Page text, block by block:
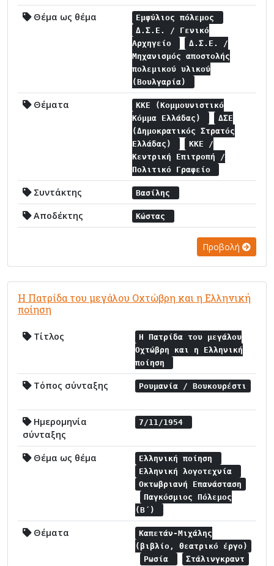
Θέμα ως θέμα
Εμφύλιος πόλεμος
Δ.Σ.Ε. / Γενικό
Αρχηγείο
Δ.Σ.Ε. /
Μηχανισμός αποστολής
πολεμικού υλικού
(Βουλγαρία)
Θέματα
ΚΚΕ (Κομμουνιστικό
Κόμμα Ελλάδας)
ΔΣΕ
(Δημοκρατικός Στρατός
Ελλάδας)
ΚΚΕ /
Κεντρική Επιτροπή /
Πολιτικό Γραφείο
Συντάκτης Βασίλης
Αποδέκτης Κώστας
Προβολή
Η Πατρίδα του μεγάλου Οχτώβρη και η Ελληνική
ποίηση
Τίτλος
Η Πατρίδα του μεγάλου
Οχτώβρη και η Ελληνική
ποίηση
Τόπος σύνταξης Ρουμανία / Βουκουρέστι
Ημερομηνία
σύνταξης
7/11/1954
Θέμα ως θέμα
Ελληνική ποίηση
Ελληνική λογοτεχνία
Οκτωβριανή Επανάσταση
Παγκόσμιος Πόλεμος
(Β΄)
Θέματα
Καπετάν-Μιχάλης
(βιβλίο, θεατρικό έργο)
Ρωσία
Στάλινγκραντ